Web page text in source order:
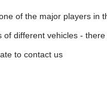
of the major players in
different vehicles -
to contact us